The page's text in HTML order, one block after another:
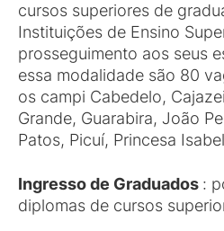
cursos superiores de
Instituições de Ensino
prosseguimento aos seus
essa modalidade são 80
os campi Cabedelo,
Grande, Guarabira, João
Patos, Picuí, Princesa
Ingresso de Graduados :
diplomas de cursos